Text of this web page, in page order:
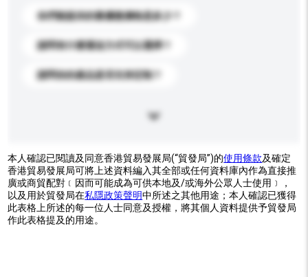
你們能提供的最優惠價格是多少？
請問有什麼運送方式可以選擇？
請問你的產品是否支持定制？
本人確認已閱讀及同意香港貿易發展局(“貿發局”)的使用條款及確定
香港貿易發展局可將上述資料編入其全部或任何資料庫內作為直接推
廣或商貿配對﹝因而可能成為可供本地及/或海外公眾人士使用﹞，
以及用於貿發局在私隱政策聲明中所述之其他用途；本人確認已獲得
此表格上所述的每一位人士同意及授權，將其個人資料提供予貿發局
作此表格提及的用途。